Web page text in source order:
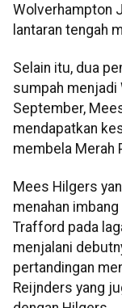
Wolverhampton
lantaran tengah
Selain itu, dua
sumpah menjadi
September,
mendapatkan
membela Merah
Mees Hilgers
menahan
Trafford pada
menjalani
pertandingan
Reijnders yang